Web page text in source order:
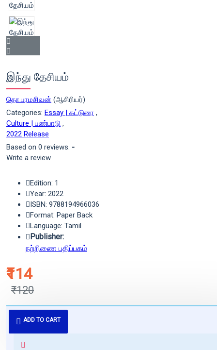
இந்து தேசியம்
தொ.பரமசிவன் (ஆசிரியர்)
Categories: Essay | கட்டுரை ,
Culture | பண்பாடு ,
2022 Release
Based on 0 reviews. -
Write a review
₹114
₹120
Edition: 1
Year: 2022
ISBN: 9788194966036
Format: Paper Back
Language: Tamil
Publisher:
நற்றிணை பதிப்பகம்
ADD TO CART
புத்தகம் 3 - 7 நாட்களில் அனுப்பி
வைக்கப்படும்.
for orders above ₹1000 within